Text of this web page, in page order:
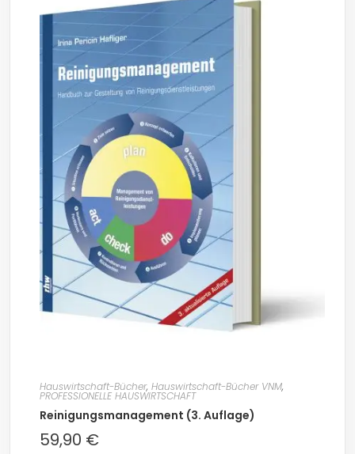
Hauswirtschaft-Bücher, Hauswirtschaft-Bücher VNM,
PROFESSIONELLE HAUSWIRTSCHAFT
Reinigungsmanagement (3. Auflage)
59,90 €